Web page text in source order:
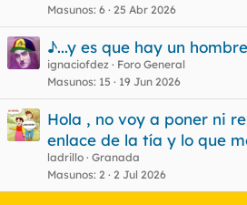
Masunos 6 25 Abr 2026
♪...y es que hay un
ignaciofdez
Foro General
Masunos 15 19 Jun 2026
Hola , no voy a poner ni
enlace de la tía y lo que
ladrillo Granada
Masunos 2 2 Jul 2026